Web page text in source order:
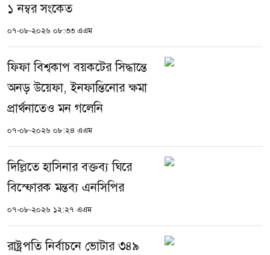
১ নম্বর সংকেত
০৭-০৮-২০২৬ ০৮:৩৩ এএম
ফিফা বিশ্বকাপ বয়কটের সিদ্ধান্তে
অনড় উয়েফা, ইনফান্তিনোর ক্ষমা
প্রার্থনাতেও মন গলেনি
০৭-০৮-২০২৬ ০৮:২৪ এএম
দিল্লিতে হাসিনার বক্তব্য ঘিরে
বিস্ফোরক মন্তব্য এনসিপির
০৭-০৮-২০২৬ ১২:২৭ এএম
রাষ্ট্রপতি নির্বাচনে ভোটার ৩৪৯